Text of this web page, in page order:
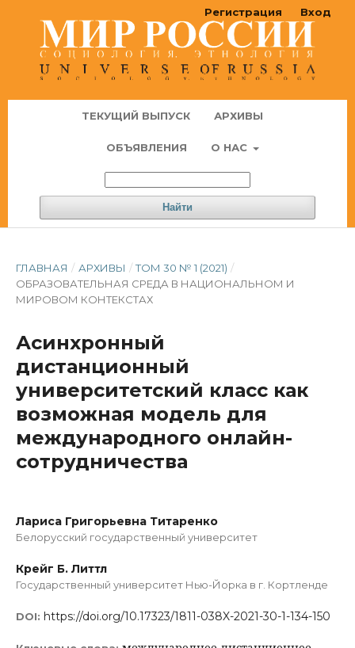
ТЕКУЩИЙ ВЫПУСК АРХИВЫ
ОБЪЯВЛЕНИЯ О НАС
Найти
Регистрация Вход
ГЛАВНАЯ / АРХИВЫ / ТОМ 30 № 1 (2021) /
ОБРАЗОВАТЕЛЬНАЯ СРЕДА В НАЦИОНАЛЬНОМ И
МИРОВОМ КОНТЕКСТАХ
Асинхронный
дистанционный
университетский класс как
возможная модель для
международного онлайн-
сотрудничества
Лариса Григорьевна Титаренко
Белорусский государственный университет
Крейг Б. Литтл
Государственный университет Нью-Йорка в г. Кортленде
DOI: https://doi.org/10.17323/1811-038X-2021-30-1-134-150